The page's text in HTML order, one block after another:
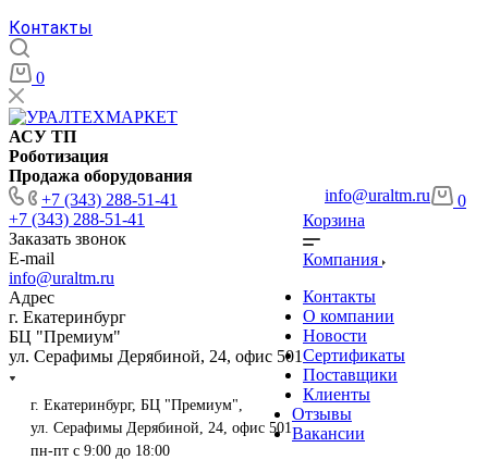
Контакты
0
АСУ ТП
Роботизация
Продажа оборудования
+7 (343) 288-51-41
+7 (343) 288-51-41
Заказать звонок
E-mail
info@uraltm.ru
Адрес
г. Екатеринбург
БЦ "Премиум"
ул. Серафимы Дерябиной, 24, офис 501
info@uraltm.ru
г. Екатеринбург, БЦ "Премиум",
ул. Серафимы Дерябиной, 24, офис 501
пн-пт с 9:00 до 18:00
0
Корзина
Компания
Контакты
О компании
Новости
Сертификаты
Поставщики
Клиенты
Отзывы
Вакансии